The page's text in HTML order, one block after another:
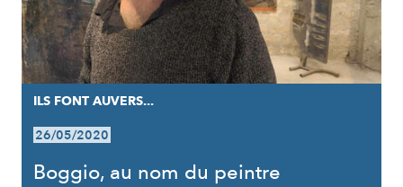
ILS FONT AUVERS...
26/05/2020
Boggio, au nom du peintre